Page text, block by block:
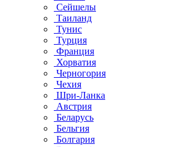
Сейшелы
Таиланд
Тунис
Турция
Франция
Хорватия
Черногория
Чехия
Шри-Ланка
Австрия
Беларусь
Бельгия
Болгария